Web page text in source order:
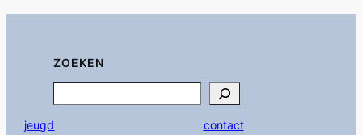
ZOEKEN
jeugd
contact